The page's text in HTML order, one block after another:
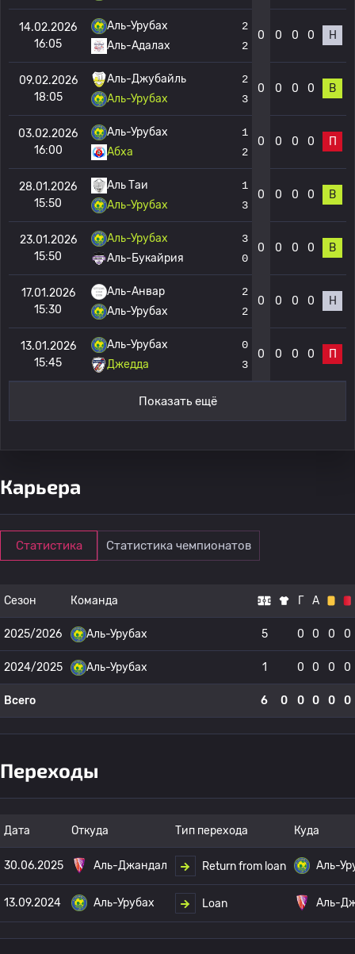
14.02.2026
16:05
Аль-Урубах
Аль-Адалах
2
2
0 0 0 0 Н
09.02.2026
18:05
Аль-Джубайль
Аль-Урубах
2
3
0 0 0 0 В
03.02.2026
16:00
Аль-Урубах
Абха
1
2
0 0 0 0 П
28.01.2026
15:50
Аль Таи
Аль-Урубах
1
3
0 0 0 0 В
23.01.2026
15:50
Аль-Урубах
Аль-Букайрия
3
0
0 0 0 0 В
17.01.2026
15:30
Аль-Анвар
Аль-Урубах
2
2
0 0 0 0 Н
13.01.2026
15:45
Аль-Урубах
Джедда
0
3
0 0 0 0 П
Показать ещё
Карьера
Статистика Статистика чемпионатов
Сезон Команда Г А
2025/2026 Аль-Урубах 5 0 0 0 0
2024/2025 Аль-Урубах 1 0 0 0 0
Всего 6 0 0 0 0 0
Переходы
Дата Откуда Тип перехода Куда
30.06.2025 Аль-Джандал Return from loan Аль-
13.09.2024 Аль-Урубах Loan Аль-